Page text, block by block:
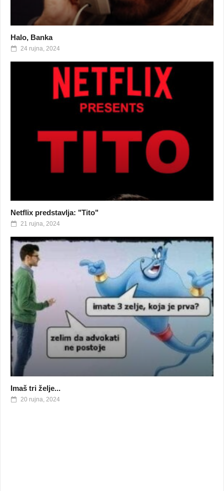
Halo, Banka
24 rujna, 2024
Netflix predstavlja: "Tito"
21 rujna, 2024
Imaš tri želje...
20 rujna, 2024